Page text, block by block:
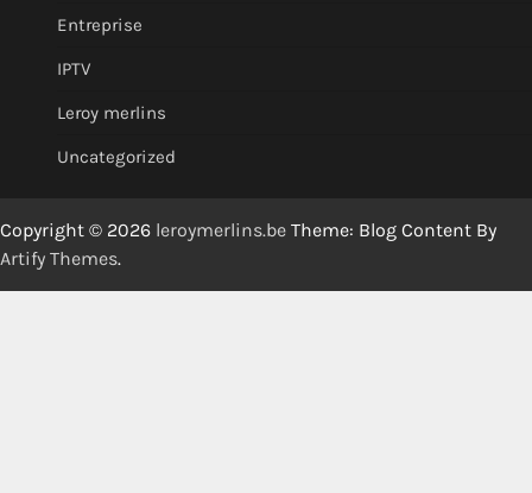
Entreprise
IPTV
Leroy merlins
Uncategorized
Copyright © 2026 leroymerlins.be Theme: Blog Content By
Artify Themes.